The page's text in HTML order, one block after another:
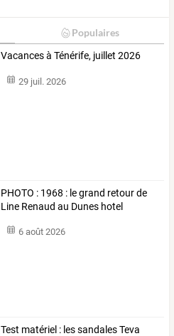
Populaires
Vacances à Ténérife, juillet 2026
29 juil. 2026
PHOTO : 1968 : le grand retour de
Line Renaud au Dunes hotel
6 août 2026
Test matériel : les sandales Teva